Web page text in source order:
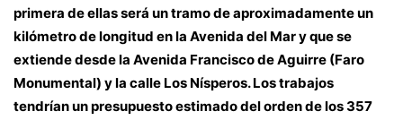
primera de ellas será un tramo de aproximadamente un
kilómetro de longitud en la Avenida del Mar y que se
extiende desde la Avenida Francisco de Aguirre (Faro
Monumental) y la calle Los Nísperos. Los trabajos
tendrían un presupuesto estimado del orden de los 357